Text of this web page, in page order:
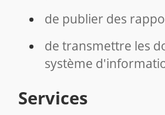
de publier des
de transmettre les
système
Services